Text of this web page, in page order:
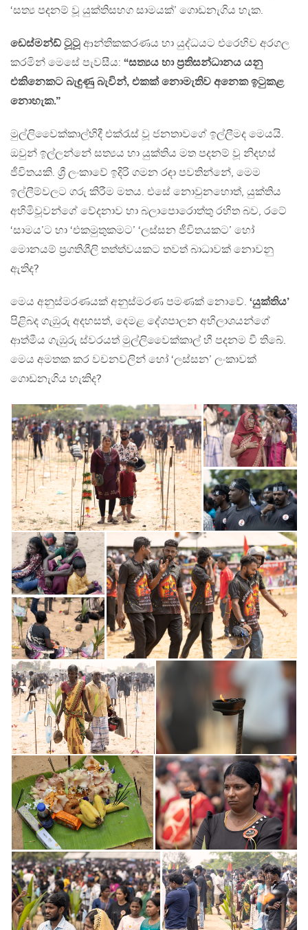
‘සත්‍ය පදනම් වූ යුක්තිසහග සාමයක්’ ගොඩනැගිය හැක.
ඩෙස්මන්ඩ් ටූටූ ආන්තිකකරණය හා යුද්ධයට එරෙහිව අරගල
කරමින් මෙසේ පැවසීය: “සත්‍යය හා ප්‍රතිසන්ධානය යනු
එකිනෙකට බැඳුණු බැවින්, එකක් නොමැතිව අනෙක ඉටුකළ
නොහැක.”
මුල්ලිවෛක්කාල්හිදී එක්රැස් වූ ජනතාවගේ ඉල්ලීමද මෙයයි.
ඔවුන් ඉල්ලන්නේ සත්‍යය හා යුක්තිය මත පදනම් වූ නිදහස්
ජීවිතයකි. ශ්‍රී ලංකාවේ ඉදිරි ගමන රඳා පවතින්නේ, මෙම
ඉල්ලීම්වලට ගරු කිරීම මතය. එසේ නොවුනහොත්, යුක්තිය
අහිමිවූවන්ගේ වේදනාව හා බලාපොරොත්තු රහිත බව, රටේ
‘සාමය’ට හා ‘එකමුතුකමට’ ‘ලස්සන ජීවිතයකට’ හෝ
මොනයම් ප්‍රගතිශීලි තත්ත්වයකට තවත් බාධාවක් නොවනු
ඇතිද?
මෙය අනුස්මරණයක් අනුස්මරණ පමණක් නොවේ. ‘යුක්තිය’
පිළිබද ගැඹුරු අදහසත්, දෙමළ දේශපාලන අභිලාශයන්ගේ
ආත්මීය ගැඹුරු ස්වරයත් මුල්ලිවෛක්කාල් හී පදනම වී තිබේ.
මෙය අමතක කර වචනවලින් හෝ ‘ලස්සන’ ලංකාවක්
ගොඩනැගිය හැකිද?